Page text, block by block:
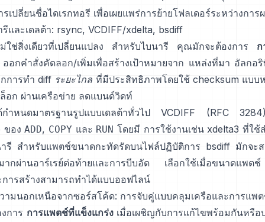
เปลี่ยนชื่อไดเรกทอรี เพื่อเผยแพร่การย้ายโฟลเดอร์ระหว่างการ
และเดลต้า: rsync, VCDIFF/xdelta, bsdiff
ใช่สิ่งเดียวที่เปลี่ยนแปลง สำหรับไบนารี คุณมักจะต้องการ
ก
กคำสั่งคัดลอก/เพิ่มเพื่อสร้างเป้าหมายจาก แหล่งที่มา อัลกอ
กการทำ diff ระยะไกล ที่มีประสิทธิภาพโดยใช้ checksum แบบ
อก ผ่านเครือข่าย ลดแบนด์วิดท์
หนดมาตรฐานรูปแบบเดลต้าทั่วไป
VCDIFF (RFC
ของADD, COPY และ RUN โดยมี การใช้งานเช่น xdelta3 ที่ใช้
รี สำหรับแพตช์ขนาดกะทัดรัดบนไฟล์ปฏิบัติการ bsdiff มักจะ
ากผ่านอาร์เรย์ต่อท้ายและการบีบอัด เลือกใช้เมื่อขนาดแพ
ารสร้างสามารถทำได้แบบออฟไลน์
ามนอกเหนือจากซอร์สโค้ด: การจับคู่แบบคลุมเครือและการแพ
การ การแพตช์ที่แข็งแกร่งเมื่อเผชิญกับการแก้ไขพร้อมกันหรือ